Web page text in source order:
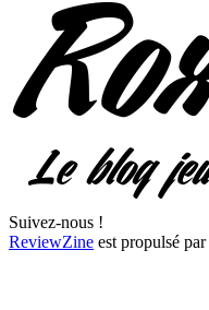
Suivez-nous !
ReviewZine est propulsé par